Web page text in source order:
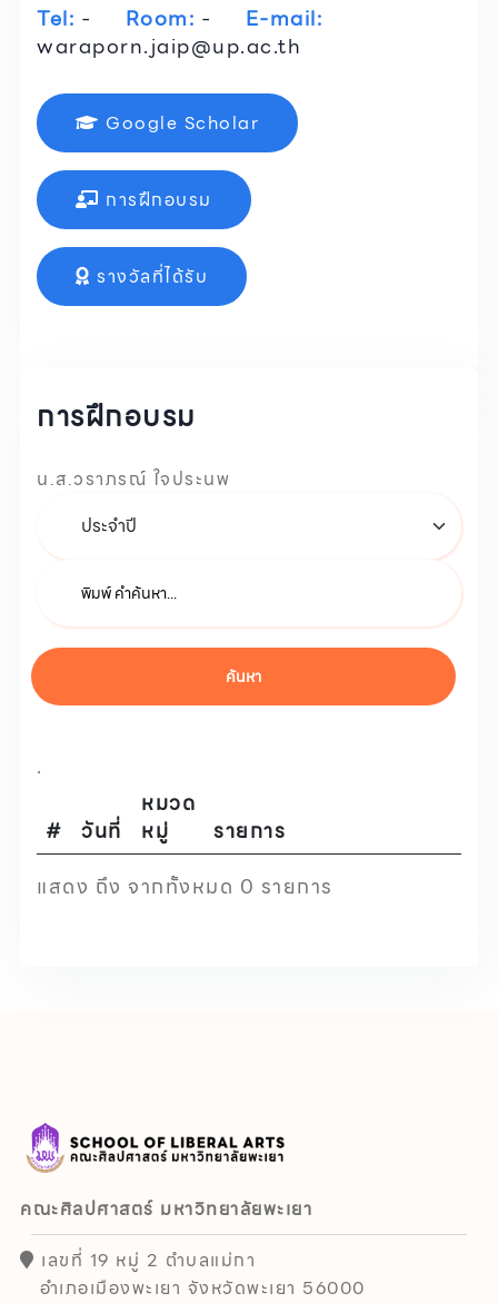
Tel: - Room: - E-mail:
waraporn.jaip@up.ac.th
Google Scholar
การฝึกอบรม
รางวัลที่ได้รับ
การฝึกอบรม
น.ส.วราภรณ์ ใจประนพ
ค้นหา
.
#
วันที่
หมวด
หมู่
รายการ
แสดง ถึง จากทั้งหมด 0 รายการ
คณะศิลปศาสตร์ มหาวิทยาลัยพะเยา
เลขที่ 19 หมู่ 2 ตำบลแม่กา
อำเภอเมืองพะเยา จังหวัดพะเยา 56000